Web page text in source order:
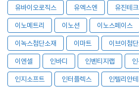
유바이오로직스 유엑스엔 유진테크
이노메트리 이노션 이노스페이스
이녹스첨단소재 이마트 이브이첨
이엔셀 인바디 인벤티지랩
인지소프트 인터플렉스 인텔리안